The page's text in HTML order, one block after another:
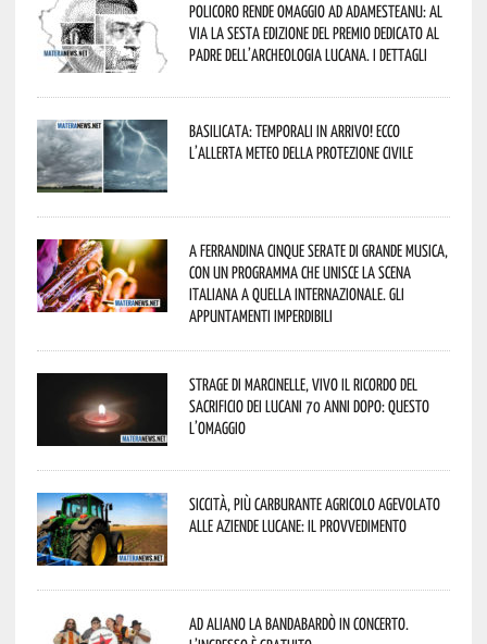
Policoro rende omaggio ad Adamesteanu: al
via la sesta edizione del Premio dedicato al
padre dell’archeologia lucana. I dettagli
Basilicata: temporali in arrivo! Ecco
l’allerta meteo della Protezione civile
A Ferrandina cinque serate di grande musica,
con un programma che unisce la scena
italiana a quella internazionale. Gli
appuntamenti imperdibili
Strage di Marcinelle, vivo il ricordo del
sacrificio dei lucani 70 anni dopo: questo
l’omaggio
Siccità, più carburante agricolo agevolato
alle aziende lucane: il provvedimento
Ad Aliano la Bandabardò in concerto.